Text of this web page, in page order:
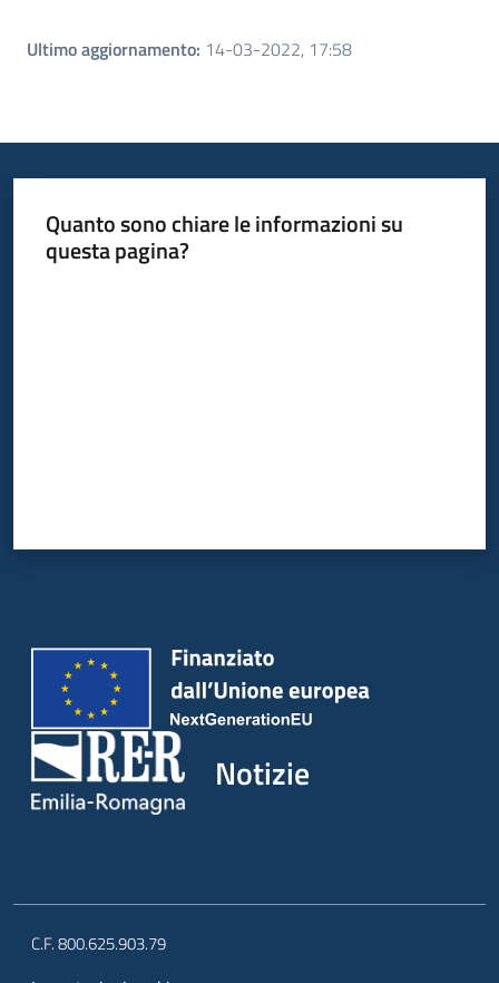
Ultimo aggiornamento: 14-03-2022, 17:58
Quanto sono chiare le informazioni su
questa pagina?
Notizie
C.F. 800.625.903.79